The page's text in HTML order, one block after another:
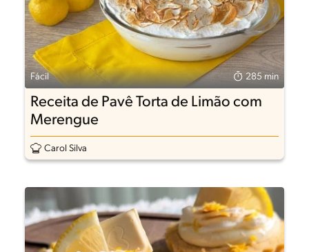
Fácil 285 min
Receita de Pavê Torta de Limão com
Merengue
Carol Silva